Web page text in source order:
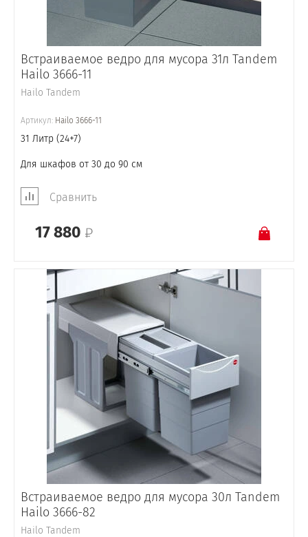
Встраиваемое ведро для мусора 31л Tandem
Hailo 3666-11
Hailo Tandem
Артикул: Hailo 3666-11
31 Литр (24+7)
Для шкафов от 30 до 90 см
Сравнить
17 880
Встраиваемое ведро для мусора 30л Tandem
Hailo 3666-82
Hailo Tandem